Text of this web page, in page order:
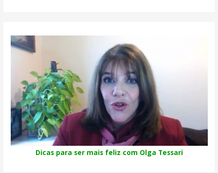
Dicas para ser mais feliz com Olga Tessari